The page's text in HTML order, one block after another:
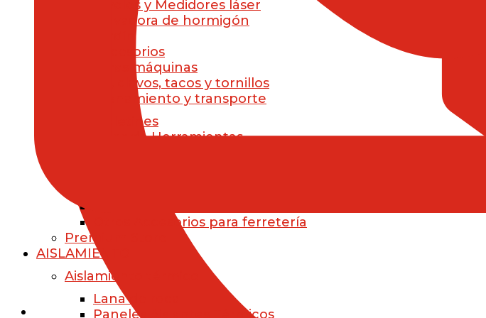
Niveles y Medidores láser
Clavadora de hormigón
Accesorios
Otras máquinas
Brocas, clavos, tacos y tornillos
Almacenamiento y transporte
Maletines
Cajas de Herramientas
Otros Accesorios para ferretería
Premium Store
AISLAMIENTO
Aislamiento térmico
Lana de roca
Paneles Aislantes Térmicos